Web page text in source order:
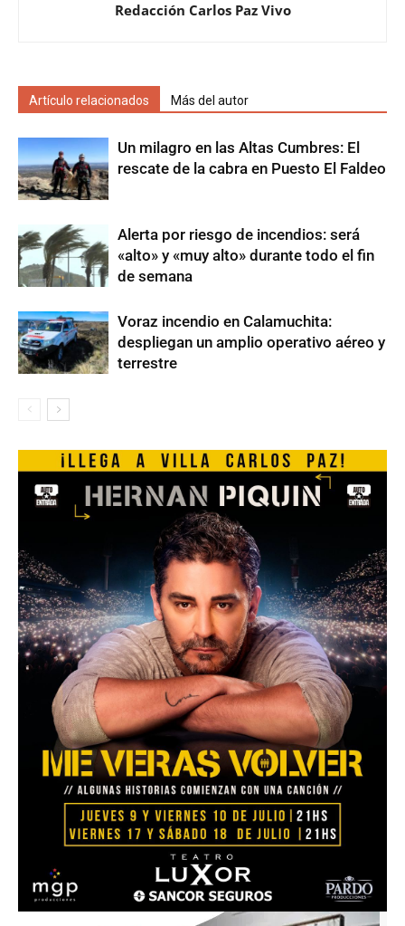
Redacción Carlos Paz Vivo
Artículo relacionados Más del autor
Un milagro en las Altas Cumbres: El
rescate de la cabra en Puesto El Faldeo
Alerta por riesgo de incendios: será
«alto» y «muy alto» durante todo el fin
de semana
Voraz incendio en Calamuchita:
despliegan un amplio operativo aéreo y
terrestre